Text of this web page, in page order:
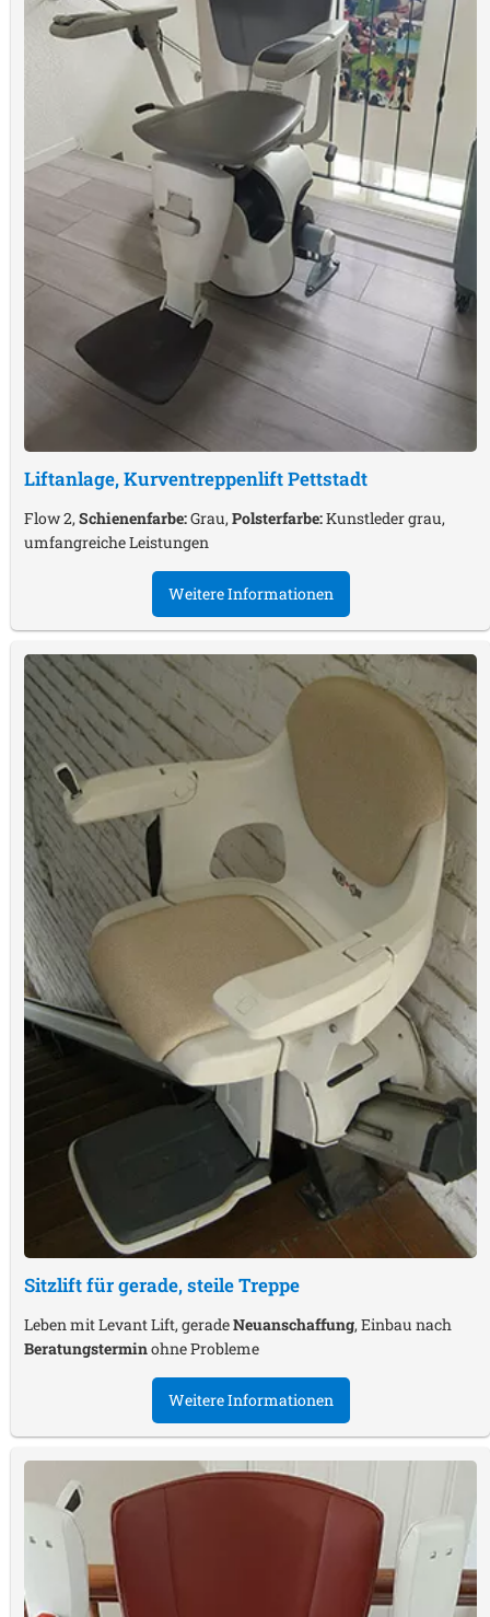
Liftanlage, KurventreppenliftPettstadt
Flow 2,Schienenfarbe:Grau,Polsterfarbe:Kunstleder grau,
umfangreiche Leistungen
Weitere Informationen
Sitzlift für gerade, steile Treppe
Leben mit Levant Lift, geradeNeuanschaffung, Einbau nach
Beratungsterminohne Probleme
Weitere Informationen